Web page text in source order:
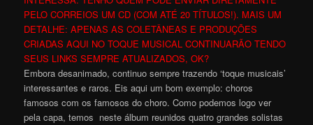
PELO CORREIOS UM CD (COM ATÉ 20 TÍTULOS!). MAIS UM
DETALHE: APENAS AS COLETÂNEAS E PRODUÇÕES
CRIADAS AQUI NO TOQUE MUSICAL CONTINUARÃO TENDO
SEUS LINKS SEMPRE ATUALIZADOS, OK?
Embora desanimado, continuo sempre trazendo ‘toque musicais’
interessantes e raros. Eis aqui um bom exemplo: choros
famosos com os famosos do choro. Como podemos logo ver
pela capa, temos neste álbum reunidos quatro grandes solistas